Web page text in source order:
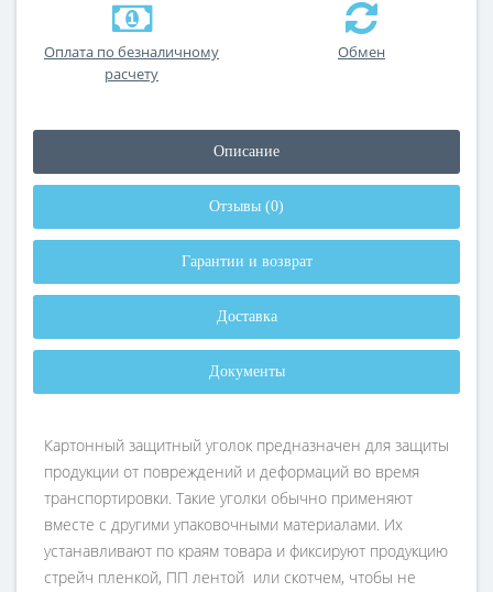
Оплата по безналичному
расчету
Обмен
Описание
Отзывы (0)
Гарантии и возврат
Доставка
Документы
Картонный защитный уголок предназначен для защиты
продукции от повреждений и деформаций во время
транспортировки. Такие уголки обычно применяют
вместе с другими упаковочными материалами. Их
устанавливают по краям товара и фиксируют продукцию
стрейч пленкой, ПП лентой или скотчем, чтобы не